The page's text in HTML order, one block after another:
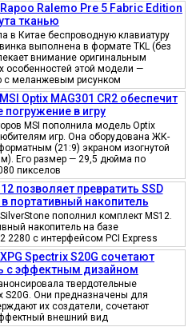
Ralemo Pre 5 Fabric Edition
тканью
в Китае беспроводную клавиатуру
выполнена в формате TKL (без
внимание оригинальным
особенностей этой модели —
с меланжевым рисунком
Optix MAG301 CR2 обеспечит
в игру
MSI пополнила модель Optix
игр. Она оборудована ЖК-
(21:9) экраном изогнутой
Его размер — 29,5 дюйма по
пикселов
позволяет превратить SSD
портативный накопитель
пополнил комплект MS12.
накопитель на базе
2280 с интерфейсом PCI Express
Spectrix S20G сочетают
с эффектным дизайном
твердотельные
S20G. Они предназначены для
их создатели, сочетают
внешний вид